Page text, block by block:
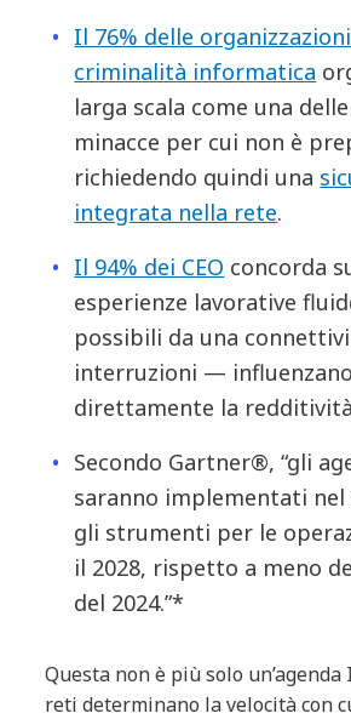
Il 76% delle
criminalità informatica
larga scala come una
minacce per cui non è
richiedendo quindi una
integrata nella rete.
Il 94% dei CEO concorda
esperienze lavorative
possibili da una
interruzioni — influenzano
direttamente la
Secondo Gartner®, “gli
saranno implementati
gli strumenti per le
il 2028, rispetto a meno
del 2024.”*
Questa non è più solo un’agenda
reti determinano la velocità con